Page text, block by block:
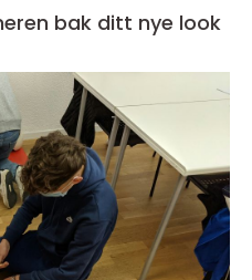
bak ditt nye look